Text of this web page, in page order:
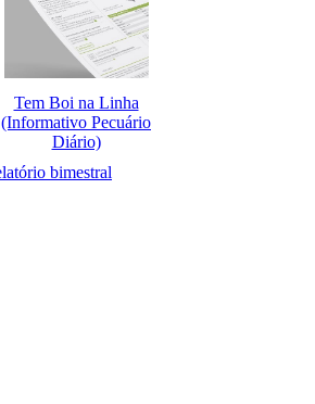
Tem Boi na Linha
(Informativo Pecuário
Diário)